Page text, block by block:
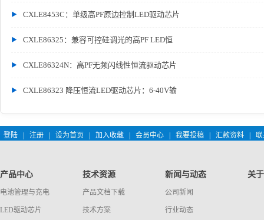
CXLE8453C：单级高PF原边控制LED驱动芯片
CXLE86325：兼容可控硅调光的高PF LED恒
CXLE86324N：高PF无频闪线性恒流驱动芯片
CXLE86323 降压恒流LED驱动芯片：6-40V输
登陆 注册 设为首页 加入收藏 会员中心 我要投稿 汇款资料
产品中心
电池管理与充电
LED驱动芯片
技术资源
产品文档下载
技术方案
新闻与动态
公司新闻
行业动态
关